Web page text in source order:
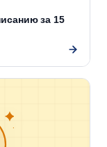
за 15